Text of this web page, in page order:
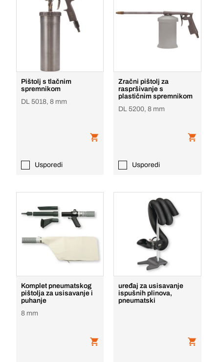
Pištolj s tlačnim
spremnikom
DL 5018, 8 mm
Usporedi
Zračni pištolj za
raspršivanje s
plastičnim spremnikom
DL 5200, 8 mm
Usporedi
Komplet pneumatskog
pištolja za usisavanje i
puhanje
8 mm
uređaj za usisavanje
ispušnih plinova,
pneumatski